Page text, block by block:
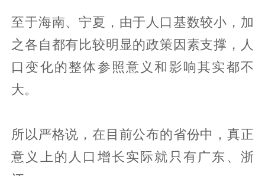
至于海南、宁夏，由于人口基数较小，加
之各自都有比较明显的政策因素支撑，人
口变化的整体参照意义和影响其实都不
大。
所以严格说，在目前公布的省份中，真正
意义上的人口增长实际就只有广东、浙